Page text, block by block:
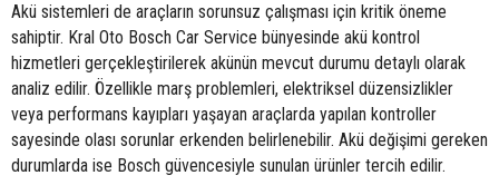
Akü sistemleri de araçların sorunsuz çalışması için kritik öneme
sahiptir. Kral Oto Bosch Car Service bünyesinde akü kontrol
hizmetleri gerçekleştirilerek akünün mevcut durumu detaylı olarak
analiz edilir. Özellikle marş problemleri, elektriksel düzensizlikler
veya performans kayıpları yaşayan araçlarda yapılan kontroller
sayesinde olası sorunlar erkenden belirlenebilir. Akü değişimi gereken
durumlarda ise Bosch güvencesiyle sunulan ürünler tercih edilir.